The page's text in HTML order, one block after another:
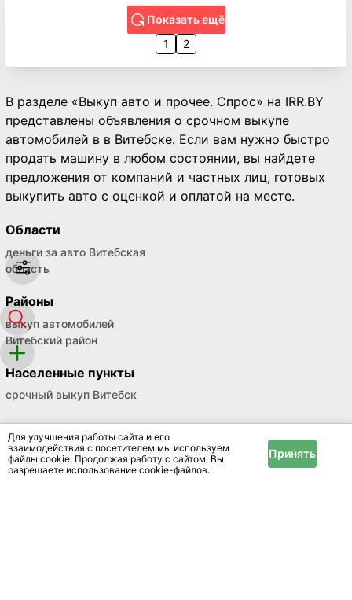
Показать ещё
1
2
В разделе «Выкуп авто и прочее. Спрос» на IRR.BY
представлены объявления о срочном выкупе
автомобилей в в Витебске. Если вам нужно быстро
продать машину в любом состоянии, вы найдете
предложения от компаний и частных лиц, готовых
выкупить авто с оценкой и оплатой на месте.
Области
деньги за авто Витебская
область
Районы
выкуп автомобилей
Витебский район
Населенные пункты
срочный выкуп Витебск
Для улучшения работы сайта и его
взаимодействия с посетителем мы используем
файлы cookie. Продолжая работу с сайтом, Вы
разрешаете использование cookie-файлов.
Принять